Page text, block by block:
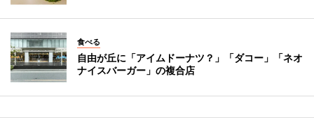
食べる
自由が丘に「アイムドーナツ？」「ダコー」「ネオ
ナイスバーガー」の複合店